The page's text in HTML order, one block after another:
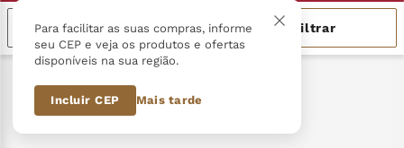
Para facilitar as suas compras, informe
seu CEP e veja os produtos e ofertas
disponíveis na sua região.
Incluir CEP Mais tarde
Relevância Filtrar
Cafés
Termos mais buscados